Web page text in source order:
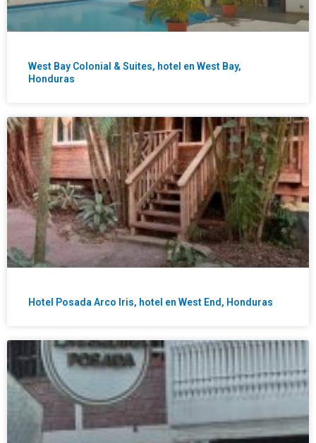
West Bay Colonial & Suites, hotel en West Bay,
Honduras
Hotel Posada Arco Iris, hotel en West End, Honduras